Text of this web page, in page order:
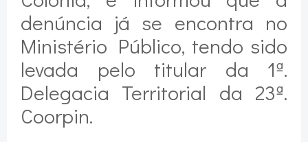
denúncia já se encontra no
Ministério Público, tendo sido
levada pelo titular da 1ª.
Delegacia Territorial da 23ª.
Coorpin.